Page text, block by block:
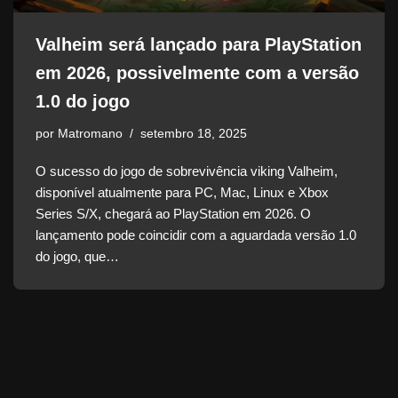
Valheim será lançado para PlayStation
em 2026, possivelmente com a versão
1.0 do jogo
por Matromano setembro 18, 2025
O sucesso do jogo de sobrevivência viking Valheim,
disponível atualmente para PC, Mac, Linux e Xbox
Series S/X, chegará ao PlayStation em 2026. O
lançamento pode coincidir com a aguardada versão 1.0
do jogo, que…